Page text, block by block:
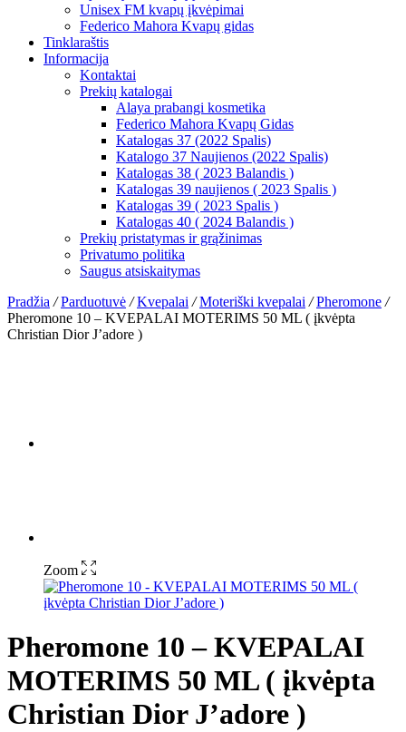
Unisex FM kvapų įkvėpimai
Federico Mahora Kvapų gidas
Tinklaraštis
Informacija
Kontaktai
Prekių katalogai
Alaya prabangi kosmetika
Federico Mahora Kvapų Gidas
Katalogas 37 (2022 Spalis)
Katalogo 37 Naujienos (2022 Spalis)
Katalogas 38 ( 2023 Balandis )
Katalogas 39 naujienos ( 2023 Spalis )
Katalogas 39 ( 2023 Spalis )
Katalogas 40 ( 2024 Balandis )
Prekių pristatymas ir grąžinimas
Privatumo politika
Saugus atsiskaitymas
Pradžia / Parduotuvė / Kvepalai / Moteriški kvepalai / Pheromone /
Pheromone 10 – KVEPALAI MOTERIMS 50 ML ( įkvėpta
Christian Dior J’adore )
Zoom
Pheromone 10 – KVEPALAI
MOTERIMS 50 ML ( įkvėpta
Christian Dior J’adore )